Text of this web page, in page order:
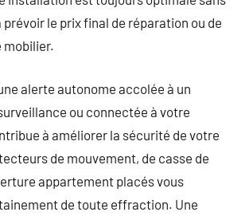
prévoir le prix final de réparation ou de
mobilier.
alerte autonome accolée à un
ou connectée à votre
à améliorer la sécurité de votre
de mouvement, de casse de
appartement placés vous
de toute effraction. Une